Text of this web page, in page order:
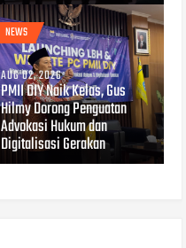
NEWS
AUG 02, 2026
PMII DIY Naik Kelas, Gus
Hilmy Dorong Penguatan
Advokasi Hukum dan
Digitalisasi Gerakan